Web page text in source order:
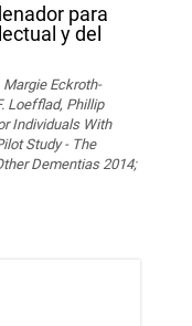
para
y del
Eckroth-
Loefflad, Phillip
Individuals With
Study - The
Dementias 2014;